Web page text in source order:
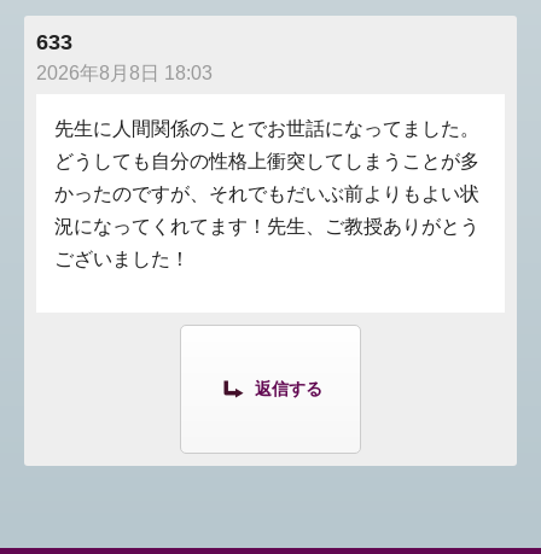
633
2026年8月8日 18:03
先生に人間関係のことでお世話になってました。
どうしても自分の性格上衝突してしまうことが多
かったのですが、それでもだいぶ前よりもよい状
況になってくれてます！先生、ご教授ありがとう
ございました！
返信する